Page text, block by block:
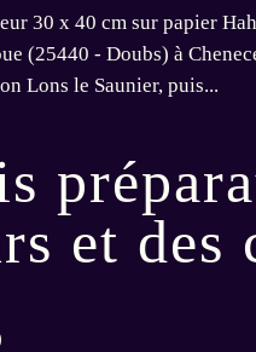
30 x 40 cm sur papier
(25440 - Doubs) à
Lons le Saunier, puis...
et des